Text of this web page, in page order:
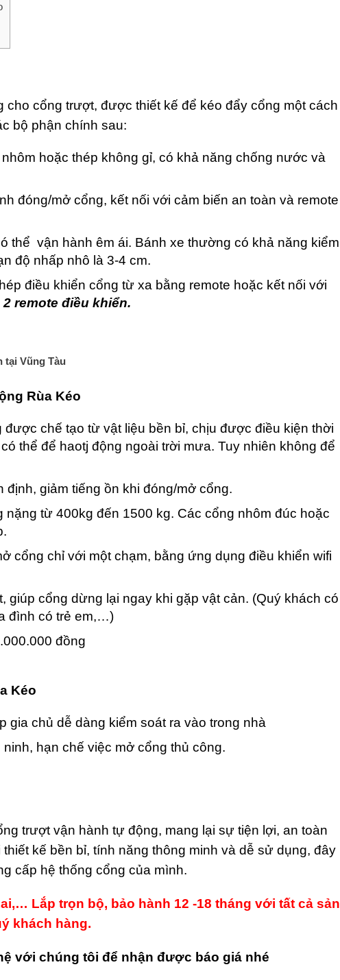
cho cổng trượt, được thiết kế để kéo đẩy cổng một cách
bộ phận chính sau:
hoặc thép không gỉ, có khả năng chống nước và
đóng/mở cổng, kết nối với cảm biến an toàn và remote
thể vận hành êm ái. Bánh xe thường có khả năng kiểm
độ nhấp nhô là 3-4 cm.
điều khiển cổng từ xa bằng remote hoặc kết nối với
remote điều khiển.
tại Vũng Tàu
Rùa Kéo
được chế tạo từ vật liệu bền bỉ, chịu được điều kiện thời
thể để haotj động ngoài trời mưa. Tuy nhiên không để
định, giảm tiếng ồn khi đóng/mở cổng.
nặng từ 400kg đến 1500 kg. Các cổng nhôm đúc hoặc
cổng chỉ với một chạm, bằng ứng dụng điều khiển wifi
giúp cổng dừng lại ngay khi gặp vật cản. (Quý khách có
đình có trẻ em,…)
đồng
Kéo
gia chủ dễ dàng kiểm soát ra vào trong nhà
hạn chế việc mở cổng thủ công.
trượt vận hành tự động, mang lại sự tiện lợi, an toàn
kế bền bỉ, tính năng thông minh và dễ sử dụng, đây
cấp hệ thống cổng của mình.
Lắp trọn bộ, bảo hành 12 -18 tháng với tất cả sản
khách hàng.
với chúng tôi để nhận được báo giá nhé